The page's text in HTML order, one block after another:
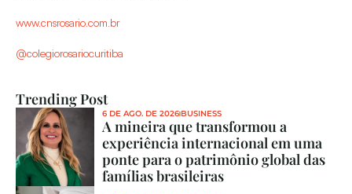
www.cnsrosario.com.br
@colegiorosariocuritiba
Trending Post
6 DE AGO. DE 2026 BUSINESS
A mineira que transformou a
experiência internacional em uma
ponte para o patrimônio global das
famílias brasileiras